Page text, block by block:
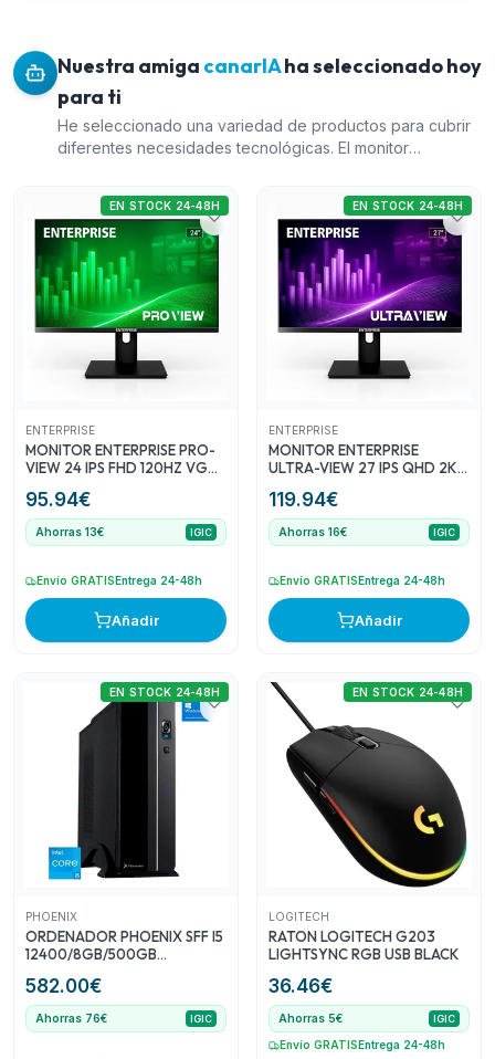
Nuestra amiga canarIAha seleccionado hoy
para ti
He seleccionado una variedad de productos para cubrir
diferentes necesidades tecnológicas. El monitor
experiencia visual debido a su ergonomía y opciones de
conectividad. El monitor ENTERPRISE ULTRA-VIEW 27 IPS
QHD ofrece una resolución 2K y múltiples puertos, ideal
para una experiencia multimedia enriquecida. El
ordenador PHOENIX SFF I5 es potente y adecuado para
usuarios que buscan rendimiento en sus tareas diarias
con componentes modernos. Por último, el ratón
LOGITECH G203 LIGHTSYNC RGB es una opción de alta
calidad para quienes buscan un ratón con características
variedad en la oferta de marcas.
ENTERPRISE
MONITOR ENTERPRISE PRO-
VIEW 24 IPS FHD 120HZ VGA
ERGONOMICO MULTIMEDIA
VESA ULTRA THIN BORDER
FREE 3YR GAR
95.94€
EN STOCK 24-48H
Ahorras 13€ IGIC
Envío GRATISEntrega 24-48h
Añadir
ENTERPRISE
MONITOR ENTERPRISE
ULTRA-VIEW 27 IPS QHD 2K
DISPLAYPORT ERGONOMICO
MULTIMEDIA VESA 3YR GAR
119.94€
EN STOCK 24-48H
Ahorras 16€ IGIC
Envío GRATISEntrega 24-48h
Añadir
PHOENIX
ORDENADOR PHOENIX SFF I5
12400/8GB/500GB
582.00€
EN STOCK 24-48H
Ahorras 76€ IGIC
LOGITECH
RATON LOGITECH G203
LIGHTSYNC RGB USB BLACK
36.46€
EN STOCK 24-48H
Ahorras 5€ IGIC
Envío GRATIS Entrega 24-48h